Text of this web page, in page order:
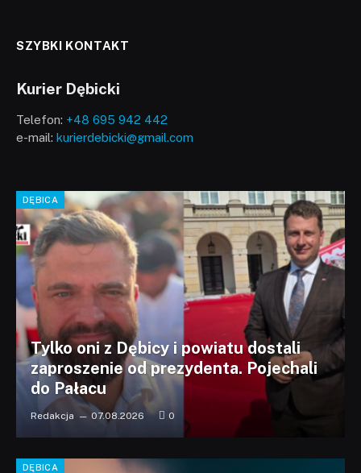
SZYBKI KONTAKT
Kurier Dębicki
Telefon: +48 695 942 442
e-mail: kurierdebicki@gmail.com
DĘBICA
Tylko oni z Dębicy i powiatu dostali
zaproszenie od prezydenta. Pojechali
do Pałacu
Redakcja 07.08.2026 0
DĘBICA